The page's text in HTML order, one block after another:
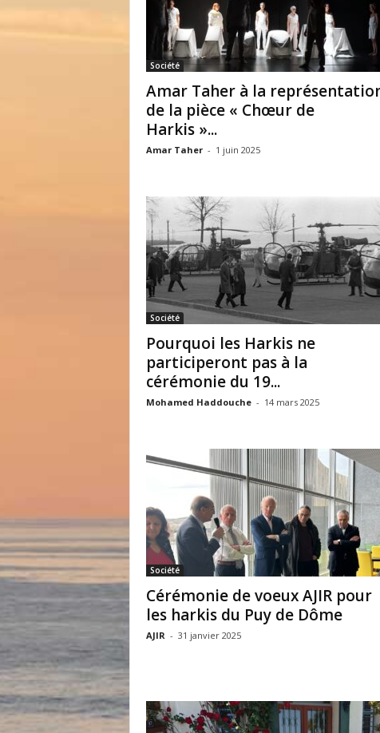
Société
Amar Taher à la
de la pièce « Chœur de
Harkis »...
Amar Taher - 1 juin 2025
Société
Pourquoi les Harkis ne
participeront pas à la
cérémonie du 19...
Mohamed Haddouche - 14 mars 2025
Société
Cérémonie de voeux AJIR pour
les harkis du Puy de Dôme
AJIR - 31 janvier 2025